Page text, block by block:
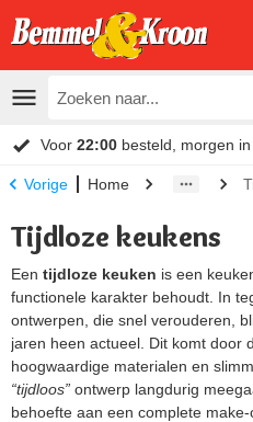
Voor 22:00 besteld, morgen
Vorige Home
Tijdloze keukens
Een tijdloze keuken is een
functionele karakter behoudt. In
ontwerpen, die snel verouderen,
jaren heen actueel. Dit komt door
hoogwaardige materialen en
“tijdloos” ontwerp langdurig
behoefte aan een complete